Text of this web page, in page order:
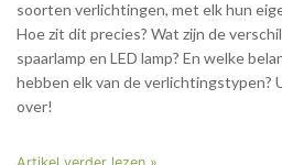
soorten verlichtingen, met elk hun
Hoe zit dit precies? Wat zijn de
spaarlamp en LED lamp? En welke
hebben elk van de verlichtingstypen?
over!